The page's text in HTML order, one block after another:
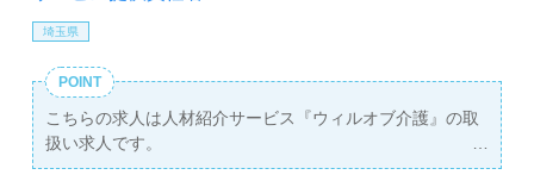
埼玉県
POINT
こちらの求人は人材紹介サービス『ウィルオブ介護』の取
扱い求人です。
詳細に関してお気軽にご相談ください♪